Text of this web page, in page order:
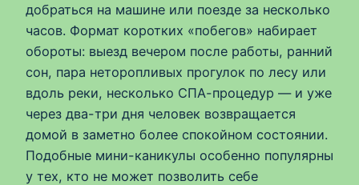
добраться на машине или поезде за несколько
часов. Формат коротких «побегов» набирает
обороты: выезд вечером после работы, ранний
сон, пара неторопливых прогулок по лесу или
вдоль реки, несколько СПА-процедур — и уже
через два-три дня человек возвращается
домой в заметно более спокойном состоянии.
Подобные мини-каникулы особенно популярны
у тех, кто не может позволить себе